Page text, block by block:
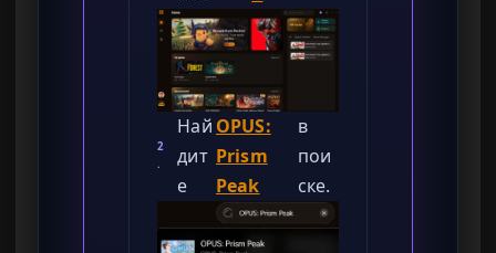
2
.
Най
дит
е
OPUS:
Prism
Peak
в
пои
ске.